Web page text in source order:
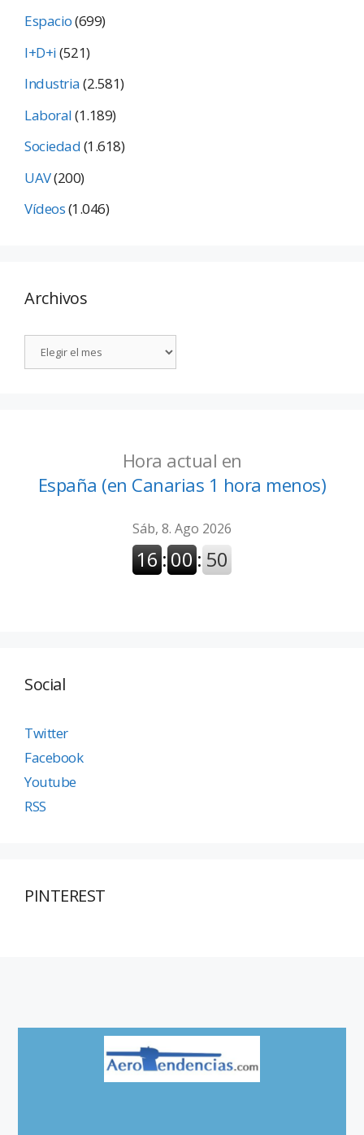
Espacio(699)
I+D+i(521)
Industria(2.581)
Laboral(1.189)
Sociedad(1.618)
UAV(200)
Vídeos(1.046)
Archivos
Hora actual en
España (en Canarias 1 hora menos)
Social
Twitter
Facebook
Youtube
RSS
PINTEREST